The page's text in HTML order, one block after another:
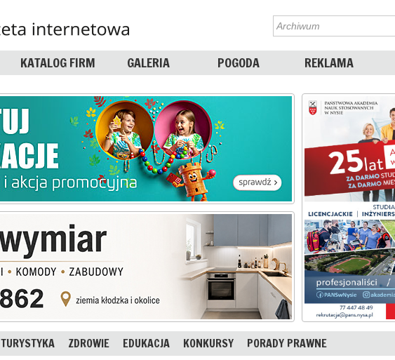
KATALOG FIRM GALERIA POGODA REKLAMA
TURYSTYKA ZDROWIE EDUKACJA KONKURSY PORADY PRAWNE